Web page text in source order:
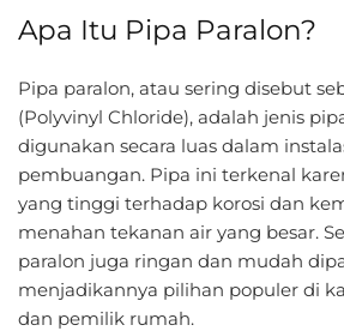
Apa Itu Pipa Paralon?
Pipa paralon, atau sering disebut
(Polyvinyl Chloride), adalah jenis
digunakan secara luas dalam
pembuangan. Pipa ini terkenal
yang tinggi terhadap korosi dan
menahan tekanan air yang besar.
paralon juga ringan dan mudah
menjadikannya pilihan populer di
dan pemilik rumah.